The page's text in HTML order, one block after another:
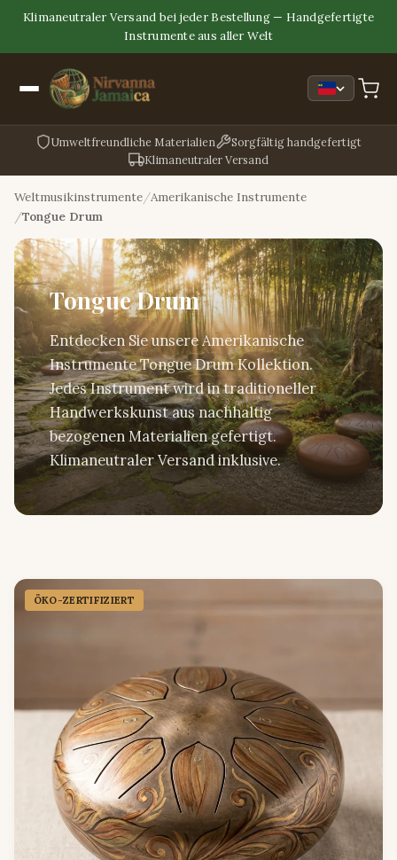
Klimaneutraler Versand bei jeder Bestellung — Handgefertigte
Instrumente aus aller Welt
Umweltfreundliche Materialien
Sorgfältig handgefertigt
Klimaneutraler Versand
Weltmusikinstrumente Amerikanische Instrumente
Tongue Drum
Tongue Drum
Entdecken Sie unsere Amerikanische
Instrumente Tongue Drum Kollektion.
Jedes Instrument wird in traditioneller
Handwerkskunst aus nachhaltig
bezogenen Materialien gefertigt.
Klimaneutraler Versand inklusive.
ÖKO-ZERTIFIZIERT